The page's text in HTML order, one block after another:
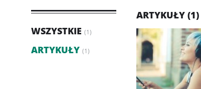
WSZYSTKIE (1)
ARTYKUŁY (1)
ARTYKUŁY (1)